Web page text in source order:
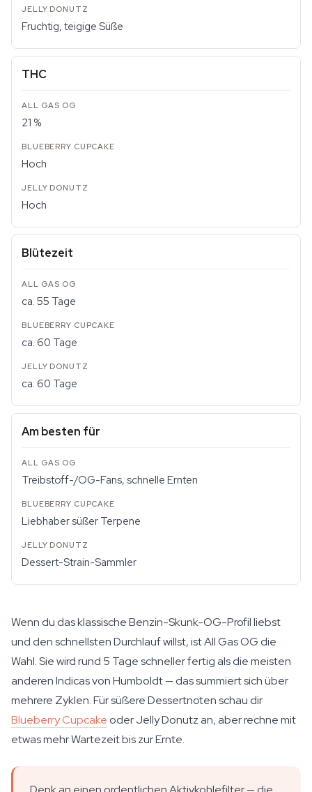
Fruchtig, teigige Süße
THC
21 %
Hoch
Hoch
Blütezeit
ca. 55 Tage
ca. 60 Tage
ca. 60 Tage
Am besten für
Treibstoff-/OG-Fans, schnelle Ernten
Liebhaber süßer Terpene
Dessert-Strain-Sammler
Wenn du das klassische Benzin-Skunk-OG-Profil liebst
und den schnellsten Durchlauf willst, ist All Gas OG die
Wahl. Sie wird rund 5 Tage schneller fertig als die meisten
anderen Indicas von Humboldt — das summiert sich über
mehrere Zyklen. Für süßere Dessertnoten schau dir
Blueberry Cupcake oder Jelly Donutz an, aber rechne mit
etwas mehr Wartezeit bis zur Ernte.